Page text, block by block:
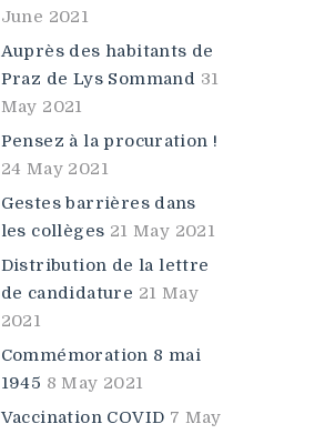
June 2021
Auprès des habitants de
Praz de Lys Sommand 31
May 2021
Pensez à la procuration !
24 May 2021
Gestes barrières dans
les collèges 21 May 2021
Distribution de la lettre
de candidature 21 May
2021
Commémoration 8 mai
1945 8 May 2021
Vaccination COVID 7 May